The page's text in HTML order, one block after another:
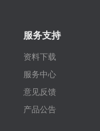
服务支持
资料下载
服务中心
意见反馈
产品公告